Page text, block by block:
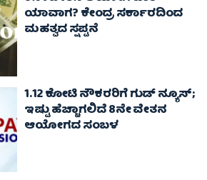
ಯಾವಾಗ? ಕೇಂದ್ರ ಸರ್ಕಾರದಿಂದ
ಮಹತ್ವದ ಸ್ಷಪ್ಟನೆ
1.12 ಕೋಟಿ ನೌಕರರಿಗೆ ಗುಡ್ ನ್ಯೂಸ್;
ಇಷ್ಟು ಹೆಚ್ಚಾಗಲಿದೆ 8ನೇ ವೇತನ
ಆಯೋಗದ ಸಂಬಳ